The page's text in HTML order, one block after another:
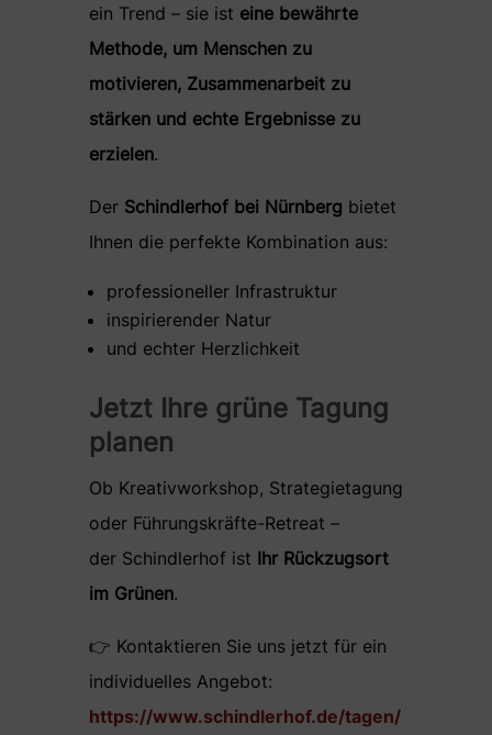
ein Trend – sie ist eine bewährte
Methode, um Menschen zu
motivieren, Zusammenarbeit zu
stärken und echte Ergebnisse zu
erzielen.
Der Schindlerhof bei Nürnberg bietet
Ihnen die perfekte Kombination aus:
professioneller Infrastruktur
inspirierender Natur
und echter Herzlichkeit
Jetzt Ihre grüne Tagung
planen
Ob Kreativworkshop, Strategietagung
oder Führungskräfte-Retreat –
der Schindlerhof ist Ihr Rückzugsort
im Grünen.
👉 Kontaktieren Sie uns jetzt für ein
individuelles Angebot:
https://www.schindlerhof.de/tagen/